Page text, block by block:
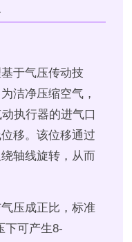
于气压传动技
洁净压缩空气，
执行器的进气口
移。该位移通过
轴线旋转，从而
压成正比，标准
下可产生8-